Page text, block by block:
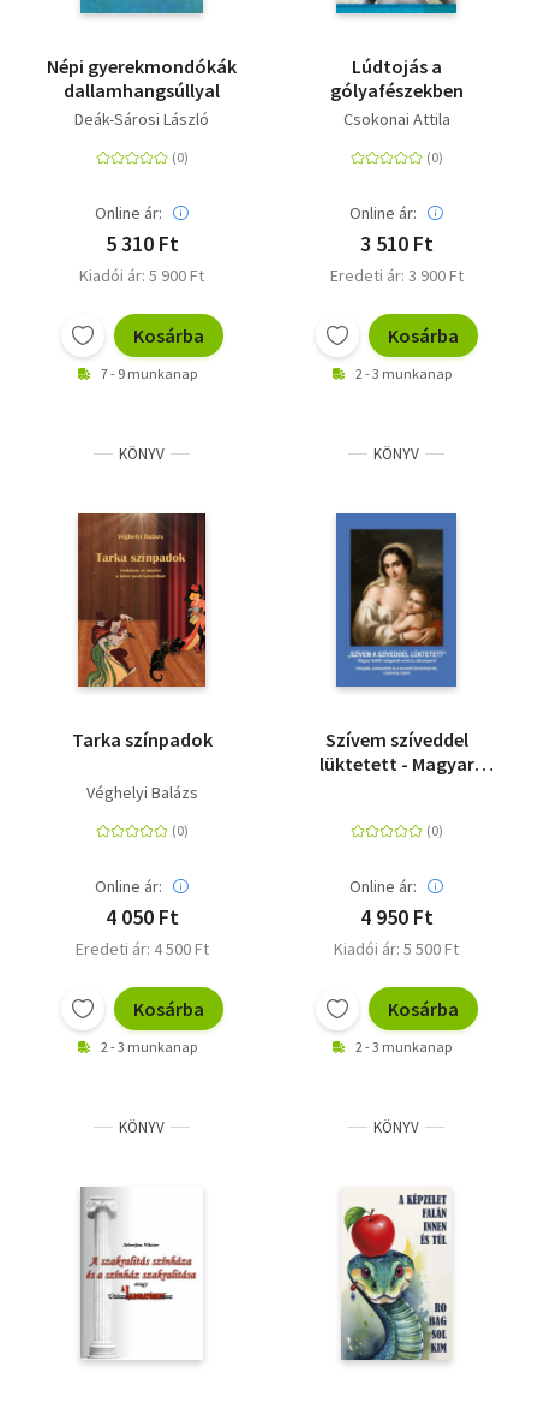
Népi gyerekmondókák
dallamhangsúllyal
Deák-Sárosi László
Online ár:
5 310 Ft
Kiadói ár: 5 900 Ft
Kosárba
7 - 9 munkanap
Lúdtojás a
gólyafészekben
Csokonai Attila
Online ár:
3 510 Ft
Eredeti ár: 3 900 Ft
Kosárba
2 - 3 munkanap
KÖNYV
Tarka színpadok
Véghelyi Balázs
Online ár:
4 050 Ft
Eredeti ár: 4 500 Ft
Kosárba
2 - 3 munkanap
KÖNYV
Szívem szíveddel
lüktetett - Magyar
Online ár:
4 950 Ft
Kiadói ár: 5 500 Ft
Kosárba
2 - 3 munkanap
KÖNYV KÖNYV